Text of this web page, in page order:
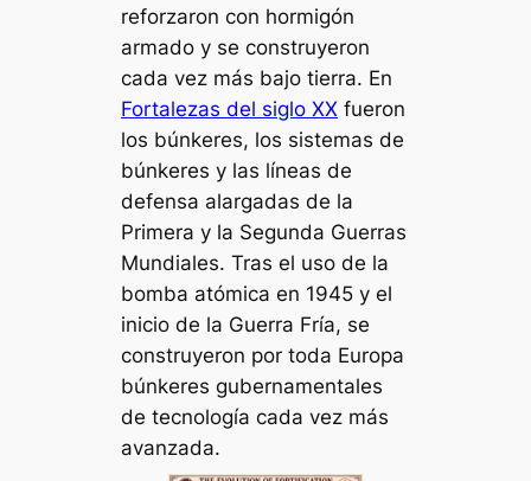
reforzaron con hormigón
armado y se construyeron
cada vez más bajo tierra. En
Fortalezas del siglo XX fueron
los búnkeres, los sistemas de
búnkeres y las líneas de
defensa alargadas de la
Primera y la Segunda Guerras
Mundiales. Tras el uso de la
bomba atómica en 1945 y el
inicio de la Guerra Fría, se
construyeron por toda Europa
búnkeres gubernamentales
de tecnología cada vez más
avanzada.